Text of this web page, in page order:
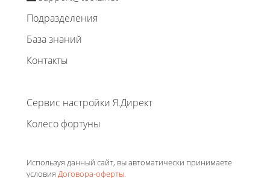
Подразделения
База знаний
Контакты
Сервис настройки Я.Директ
Колесо фортуны
Используя данный сайт, вы автоматически принимаете
условия Договора-оферты.